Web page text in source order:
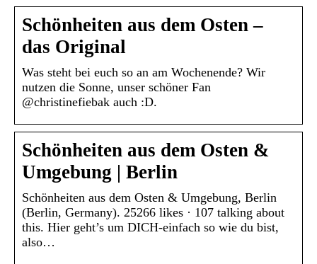
Schönheiten aus dem Osten –
das Original
Was steht bei euch so an am Wochenende? Wir
nutzen die Sonne, unser schöner Fan
@christinefiebak auch :D.
Schönheiten aus dem Osten &
Umgebung | Berlin
Schönheiten aus dem Osten & Umgebung, Berlin
(Berlin, Germany). 25266 likes · 107 talking about
this. Hier geht’s um DICH-einfach so wie du bist,
also…